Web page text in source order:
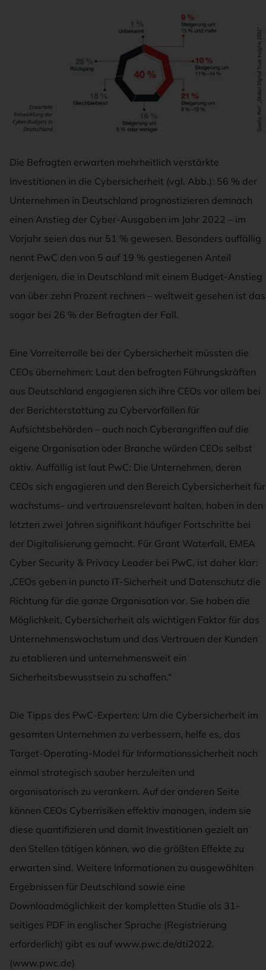
Die Befragten erwarten mehrheitlich verstärkte
Investitionen in die Cybersicherheit (vgl. Abb.): 56 % der
Unternehmen in Deutschland prognostizieren demnach
einen Anstieg der Cyber-Ausgaben im Jahr 2022 – im
Vorjahr seien das nur 51 % gewesen. Besonders auffällig
nennt PwC den von 5 auf 19 % gestiegenen Anteil
derjenigen, die in Deutschland mit einem Budget-Anstieg
von über zehn Prozent rechnen – weltweit gesehen ist das
sogar bei 26 % der Befragten der Fall.
Eine Vorreiterrolle bei der Cybersicherheit müssten die
CEOs übernehmen: Laut den befragten Führungskräften
aus Deutschland engagieren sich ihre CEOs vor allem bei
der Berichterstattung zu Cybervorfällen für
Aufsichtsbehörden – auch nach Cyberangriffen auf die
eigene Organisation oder Branche würden CEOs selbst
aktiv. Auffällig ist laut PwC: Die Unternehmen, deren
CEOs sich engagieren und den Bereich Cybersicherheit für
wachstums- und vertrauensrelevant halten, haben in den
letzten zwei Jahren signifikant häufiger Fortschritte bei
der Digitalisierung gemacht. Für Grant Waterfall, EMEA
Cyber Security & Privacy Leader bei PwC, ist daher klar:
„CEOs geben in puncto IT-Sicherheit und Datenschutz die
Richtung für die ganze Organisation vor. Sie haben die
Möglichkeit, Cybersicherheit als wichtigen Faktor für das
Unternehmenswachstum und das Vertrauen der Kunden
zu etablieren und unternehmensweit ein
Sicherheitsbewusstsein zu schaffen.“
Die Tipps des PwC-Experten: Um die Cybersicherheit im
gesamten Unternehmen zu verbessern, helfe es, das
Target-Operating-Model für Informationssicherheit noch
einmal strategisch sauber herzuleiten und
organisatorisch zu verankern. Auf der anderen Seite
können CEOs Cyberrisiken effektiv managen, indem sie
diese quantifizieren und damit Investitionen gezielt an
den Stellen tätigen können, wo die größten Effekte zu
erwarten sind. Weitere Informationen zu ausgewählten
Ergebnissen für Deutschland sowie eine
Downloadmöglichkeit der kompletten Studie als 31-
seitiges PDF in englischer Sprache (Registrierung
erforderlich) gibt es auf www.pwc.de/dti2022.
(www.pwc.de)